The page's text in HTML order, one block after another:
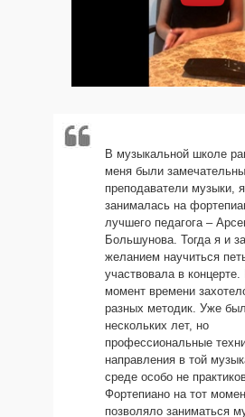
В музыкальной школе
меня были
преподаватели музыки, я
занималась на
лучшего педагога –
Большунова. Тогда я и
желанием научиться
участвовала в концерте.
момент времени
разных методик. Уже
нескольких лет, но
профессиональные
направления в той
среде особо не
Фортепиано на тот
позволяло заниматься